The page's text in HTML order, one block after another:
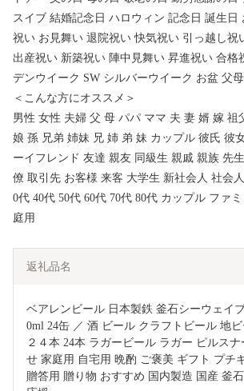
スイブ 結婚記念日 ハロウィン 記念日 誕生日
祝い お見舞い 退院祝い 快気祝い 引っ越し祝
出産祝い 新築祝い 陣中見舞い 昇進祝い 合格
デンウイーク SW シルバーウイーク お盆 父
＜こんな方にオススメ＞
男性 女性 夫婦 父 母 パパ ママ 夫 妻 婿 嫁 祖
娘 孫 兄弟 姉妹 兄 姉 弟 妹 カップル 彼氏 彼
ーイフレンド 友達 親友 同級生 親戚 親族 先
僚 取引先 お客様 来客 大学生 新社会人 社会
0代 40代 50代 60代 70代 80代 カップル ファ
庭用
返礼品名
ベアレンビール 日本製鉄 釜石シーウェイ
0ml 24缶 ／ 酒 ビール クラフトビール 地
２４本 24本 ラガービール ラガー ピルス
せ 家庭用 自宅用 晩酌 ご褒美 ギフト プチ
贈答用 贈り物 おすすめ 国内製造 国産 釜